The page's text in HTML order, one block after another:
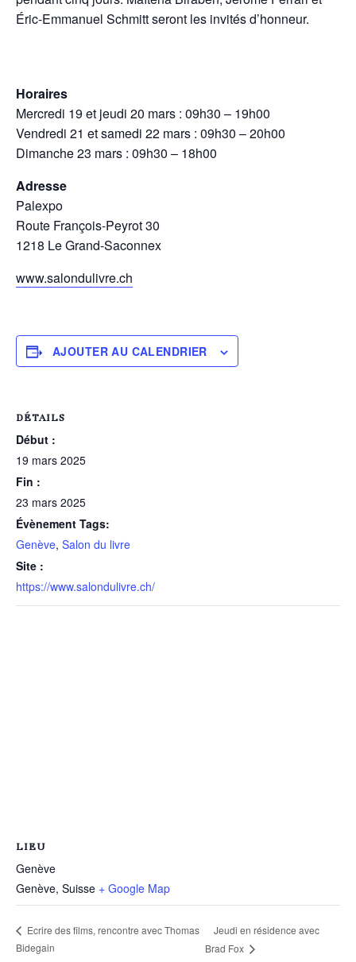
Éric-Emmanuel Schmitt seront les invités d’honneur.
Horaires
Mercredi 19 et jeudi 20 mars : 09h30 – 19h00
Vendredi 21 et samedi 22 mars : 09h30 – 20h00
Dimanche 23 mars : 09h30 – 18h00
Adresse
Palexpo
Route François-Peyrot 30
1218 Le Grand-Saconnex
www.salondulivre.ch
AJOUTER AU CALENDRIER
DÉTAILS
Début :
19 mars 2025
Fin :
23 mars 2025
Évènement Tags:
Genève, Salon du livre
Site :
https://www.salondulivre.ch/
LIEU
Genève
Genève, Suisse + Google Map
Ecrire des films, rencontre avec Thomas
Bidegain
Jeudi en résidence avec
Brad Fox